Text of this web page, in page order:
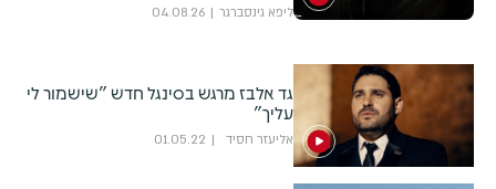
ליפא גינסברגר 04.08.26
גד אלבז מרגש בסינגל חדש "שישמור לי
עליך"
אליעזר חסיד 01.05.22